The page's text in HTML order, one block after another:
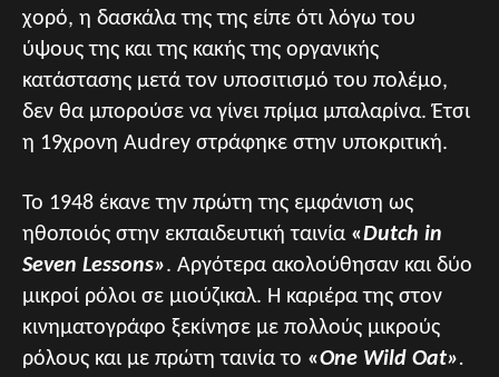
χορό, η δασκάλα της της είπε ότι λόγω του
ύψους της και της κακής της οργανικής
κατάστασης μετά τον υποσιτισμό του πολέμο,
δεν θα μπορούσε να γίνει πρίμα μπαλαρίνα. Έτσι
η 19χρονη Audrey στράφηκε στην υποκριτική.
Το 1948 έκανε την πρώτη της εμφάνιση ως
ηθοποιός στην εκπαιδευτική ταινία «Dutch in
Seven Lessons». Αργότερα ακολούθησαν και δύο
μικροί ρόλοι σε μιούζικαλ. Η καριέρα της στον
κινηματογράφο ξεκίνησε με πολλούς μικρούς
ρόλους και με πρώτη ταινία το «One Wild Oat».